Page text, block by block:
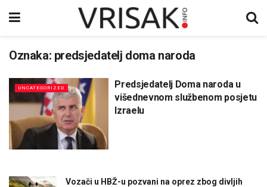
Oznaka: predsjedatelj doma naroda
UNCATEGORIZED
Predsjedatelj Doma naroda u
višednevnom službenom posjetu
Izraelu
Vozači u HBŽ-u pozvani na oprez zbog divljih